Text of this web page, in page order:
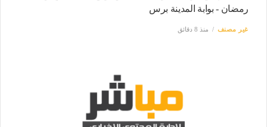
رمضان - بوابة المدينة برس
غير مصنف منذ 8 دقائق